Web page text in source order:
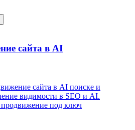
сайта в AI
сайта в AI поиске и
видимости в SEO и AI.
под ключ